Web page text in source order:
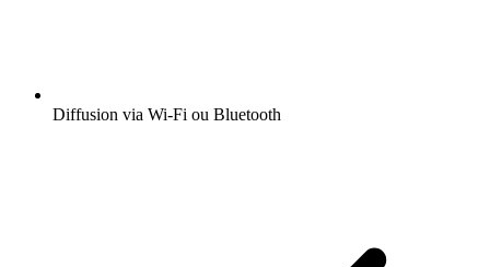
Diffusion via Wi-Fi ou Bluetooth